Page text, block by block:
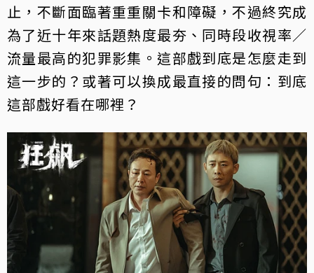
止，不斷面臨著重重關卡和障礙，不過終究成
為了近十年來話題熱度最夯、同時段收視率／
流量最高的犯罪影集。這部戲到底是怎麼走到
這一步的？或著可以換成最直接的問句：到底
這部戲好看在哪裡？